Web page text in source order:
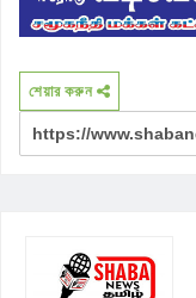
শেয়ার করুন